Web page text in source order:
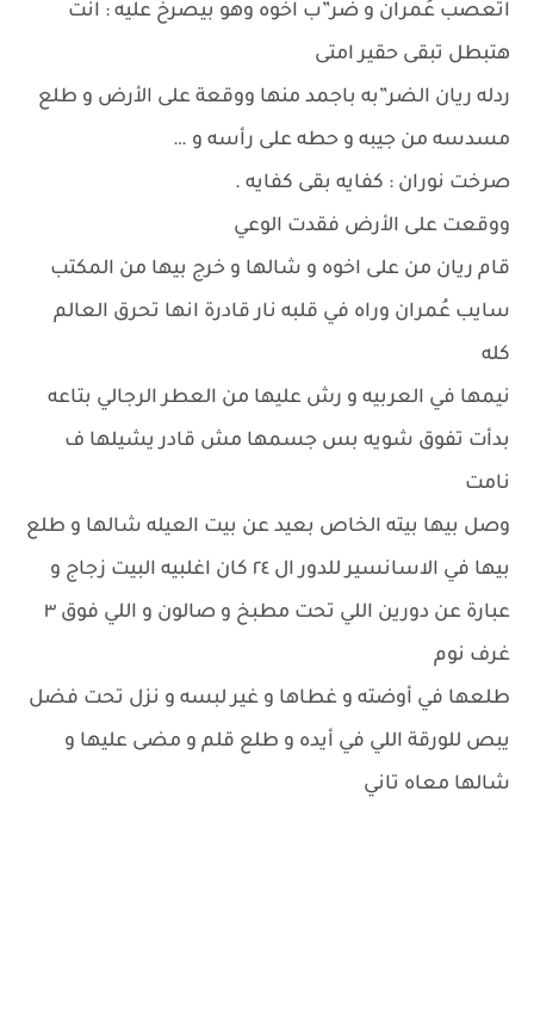
اتعصب عُمران و ضر”ب اخوه وهو بيصرخ عليه : انت
هتبطل تبقى حقير امتى
ردله ريان الضر”به باجمد منها ووقعة على الأرض و طلع
مسدسه من جيبه و حطه على رأسه و …
صرخت نوران : كفايه بقى كفايه .
ووقعت على الأرض فقدت الوعي
قام ريان من على اخوه و شالها و خرج بيها من المكتب
سايب عُمران وراه في قلبه نار قادرة انها تحرق العالم
كله
نيمها في العربيه و رش عليها من العطر الرجالي بتاعه
بدأت تفوق شويه بس جسمها مش قادر يشيلها ف
نامت
وصل بيها بيته الخاص بعيد عن بيت العيله شالها و طلع
بيها في الاسانسير للدور ال ٢٤ كان اغلبيه البيت زجاج و
عبارة عن دورين اللي تحت مطبخ و صالون و اللي فوق ٣
غرف نوم
طلعها في أوضته و غطاها و غير لبسه و نزل تحت فضل
يبص للورقة اللي في أيده و طلع قلم و مضى عليها و
شالها معاه تاني